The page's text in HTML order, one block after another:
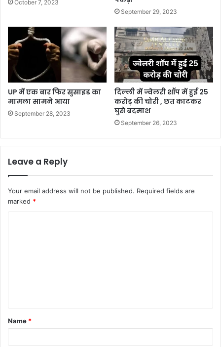
October 7, 2023
September 29, 2023
UP में एक बार फिर सुसाइड का
मामला सामने आया
September 28, 2023
दिल्ली में ज्वेलरी शॉप में हुई 25
करोड़ की चोरी , छत काटकर
घुसे बदमाश
September 26, 2023
Leave a Reply
Your email address will not be published. Required fields are
marked *
t
*
Name *